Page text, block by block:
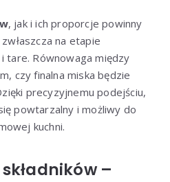
, jak i ich proporcje powinny
na etapie
tare. Równowaga między
czy finalna miska będzie
precyzyjnemu podejściu,
powtarzalny i możliwy do
kuchni.
–